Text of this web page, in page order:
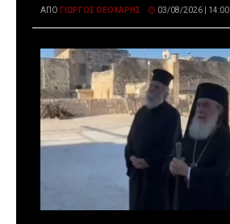
ΑΠΌ ΓΙΏΡΓΟΣ ΘΕΟΧΆΡΗΣ 03/08/2026 | 14:00